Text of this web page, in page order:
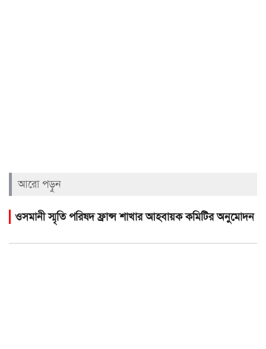
আরো পড়ুন
ওসমানী স্মৃতি পরিষদ ফ্রান্স শাখার আহবায়ক কমিটির অনুমোদন